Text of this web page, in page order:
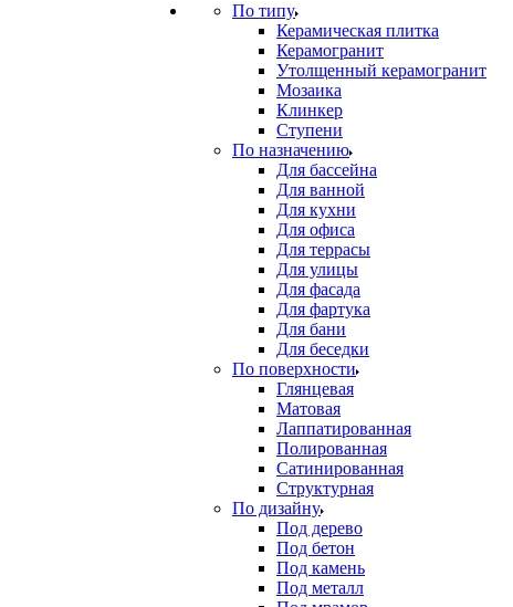
По типу
Керамическая плитка
Керамогранит
Утолщенный керамогранит
Мозаика
Клинкер
Ступени
По назначению
Для бассейна
Для ванной
Для кухни
Для офиса
Для террасы
Для улицы
Для фасада
Для фартука
Для бани
Для беседки
По поверхности
Глянцевая
Матовая
Лаппатированная
Полированная
Сатинированная
Структурная
По дизайну
Под дерево
Под бетон
Под камень
Под металл